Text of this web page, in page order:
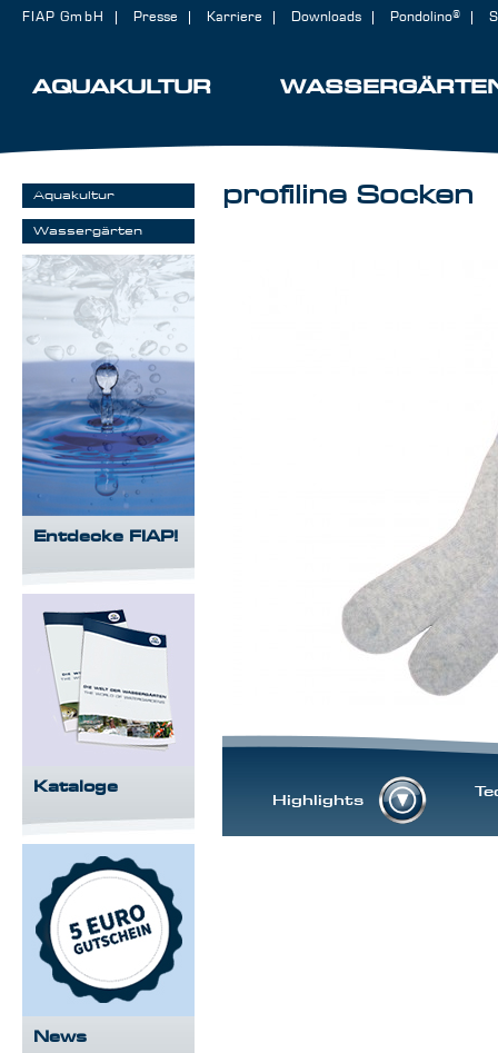
AQUAKULTUR
FIAP GmbH Presse Karriere Downloads Pondolino®
profiline Socken
Highlights
Aquakultur
Wassergärten
Entdecke FIAP!
Kataloge
News